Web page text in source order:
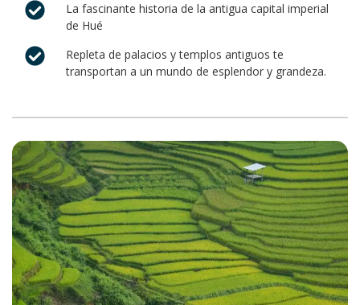
La fascinante historia de la antigua capital imperial
de Hué
Repleta de palacios y templos antiguos te
transportan a un mundo de esplendor y grandeza.